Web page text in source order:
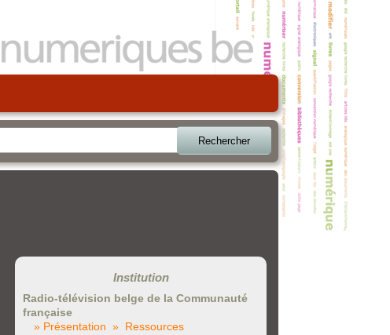
Rechercher
Institution
Radio-télévision belge de la Communauté
française
» Présentation » Ressources